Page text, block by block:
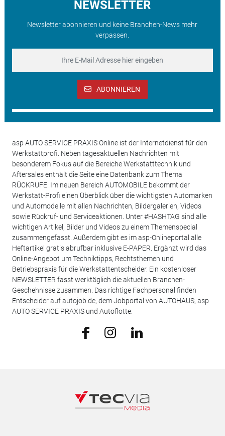
NEWSLETTER
Newsletter abonnieren und keine Branchen-News mehr
verpassen.
ABONNIEREN
asp AUTO SERVICE PRAXIS Online ist der Internetdienst für den
Werkstattprofi. Neben tagesaktuellen Nachrichten mit
besonderem Fokus auf die Bereiche Werkstatttechnik und
Aftersales enthält die Seite eine Datenbank zum Thema
RÜCKRUFE. Im neuen Bereich AUTOMOBILE bekommt der
Werkstatt-Profi einen Überblick über die wichtigsten Automarken
und Automodelle mit allen Nachrichten, Bildergalerien, Videos
sowie Rückruf- und Serviceaktionen. Unter #HASHTAG sind alle
wichtigen Artikel, Bilder und Videos zu einem Themenspecial
zusammengefasst. Außerdem gibt es im asp-Onlineportal alle
Heftartikel gratis abrufbar inklusive E-PAPER. Ergänzt wird das
Online-Angebot um Techniktipps, Rechtsthemen und
Betriebspraxis für die Werkstattentscheider. Ein kostenloser
NEWSLETTER fasst werktäglich die aktuellen Branchen-
Geschehnisse zusammen. Das richtige Fachpersonal finden
Entscheider auf autojob.de, dem Jobportal von AUTOHAUS, asp
AUTO SERVICE PRAXIS und Autoflotte.